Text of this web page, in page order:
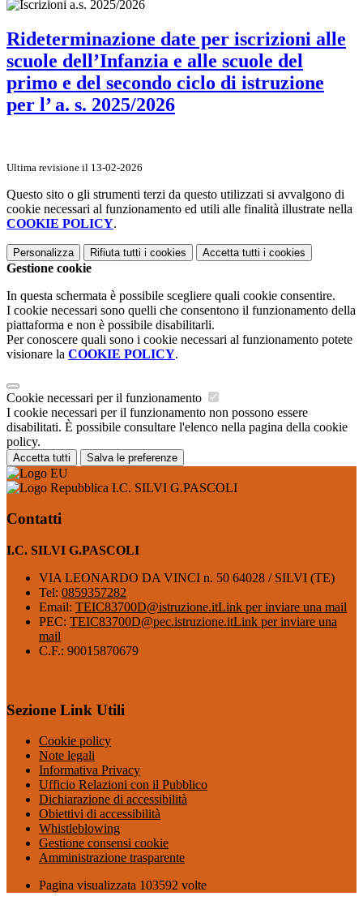
Rideterminazione date per iscrizioni alle
scuole dell’Infanzia e alle scuole del
primo e del secondo ciclo di istruzione
per l’ a. s. 2025/2026
Ultima revisione il 13-02-2026
Questo sito o gli strumenti terzi da questo utilizzati si avvalgono di
cookie necessari al funzionamento ed utili alle finalità illustrate nella
COOKIE POLICY.
Personalizza Rifiuta tutti i cookies Accetta tutti i cookies
Gestione cookie
In questa schermata è possibile scegliere quali cookie consentire.
I cookie necessari sono quelli che consentono il funzionamento della
piattaforma e non è possibile disabilitarli.
Per conoscere quali sono i cookie necessari al funzionamento potete
visionare la COOKIE POLICY.
Cookie necessari per il funzionamento
I cookie necessari per il funzionamento non possono essere
disabilitati. È possibile consultare l'elenco nella pagina della cookie
policy.
Accetta tutti Salva le preferenze
I.C. SILVI G.PASCOLI
Contatti
I.C. SILVI G.PASCOLI
VIA LEONARDO DA VINCI n. 50 64028 / SILVI (TE)
Tel: 0859357282
Email: TEIC83700D@istruzione.itLink per inviare una mail
PEC: TEIC83700D@pec.istruzione.itLink per inviare una
mail
C.F.: 90015870679
Sezione Link Utili
Cookie policy
Note legali
Informativa Privacy
Ufficio Relazioni con il Pubblico
Dichiarazione di accessibilità
Obiettivi di accessibilità
Whistleblowing
Gestione consensi cookie
Amministrazione trasparente
Pagina visualizzata 103592 volte